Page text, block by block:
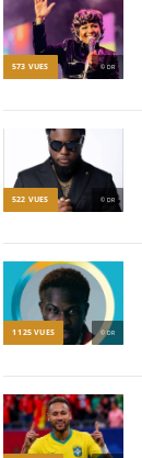
573 VUES © DR
522 VUES © DR
1 125 VUES © DR